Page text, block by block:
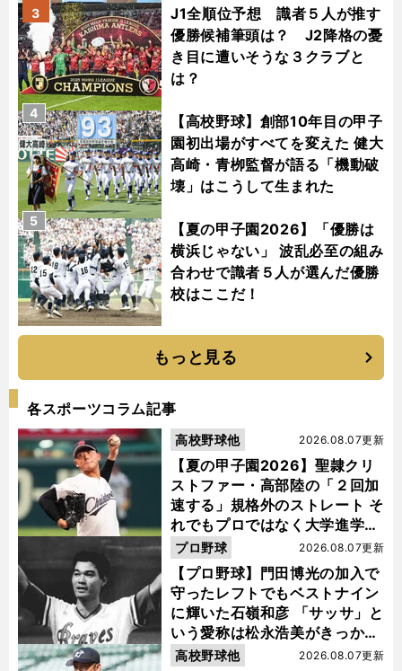
J1全順位予想 識者５人が推す
優勝候補筆頭は？ J2降格の憂
き目に遭いそうな３クラブと
は？
3
【高校野球】創部10年目の甲子
園初出場がすべてを変えた 健大
高崎・青栁監督が語る「機動破
壊」はこうして生まれた
4
【夏の甲子園2026】「優勝は
横浜じゃない」 波乱必至の組み
合わせで識者５人が選んだ優勝
校はここだ！
5
もっと見る
各スポーツコラム記事
【夏の甲子園2026】聖隷クリ
ストファー・高部陸の「２回加
速する」規格外のストレート そ
れでもプロではなく大学進学を
選ぶ理由
2026.08.07更新
高校野球他
【プロ野球】門田博光の加入で
守ったレフトでもベストナイン
に輝いた石嶺和彦 「サッサ」と
いう愛称は松永浩美がきっか
け？
2026.08.07更新
プロ野球
2026.08.07更新
高校野球他